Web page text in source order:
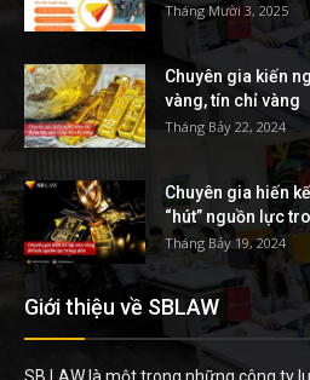
Tháng Mười 3, 2025
Chuyên gia kiến
vàng, tín chỉ vàng
Tháng Bảy 22, 2024
Chuyên gia hiến
“hút” nguồn lực
Tháng Bảy 19, 2024
Giới thiệu về SBLAW